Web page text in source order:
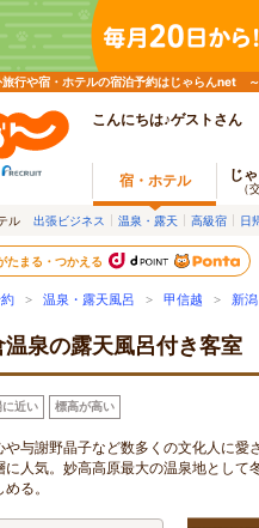
旅行や宿・ホテルの宿泊予約はじゃらんnet
こんにちは♪ゲストさん
宿・ホテル じ
（
ル 出張ビジネス 温泉・露天 高級宿 日
たまる・つかえる
> 温泉・露天風呂 > 甲信越 > 新潟
温泉の露天風呂付き客室
に近い 標高が高い
や与謝野晶子など数多くの文化人に
に人気。妙高高原最大の温泉地とし
る。